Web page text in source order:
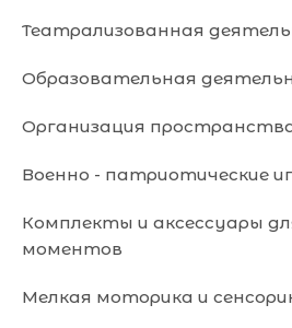
Театрализованная
Образовательная
Организация
Военно - патриотические
Комплекты и аксессуары
моментов
Мелкая моторика и